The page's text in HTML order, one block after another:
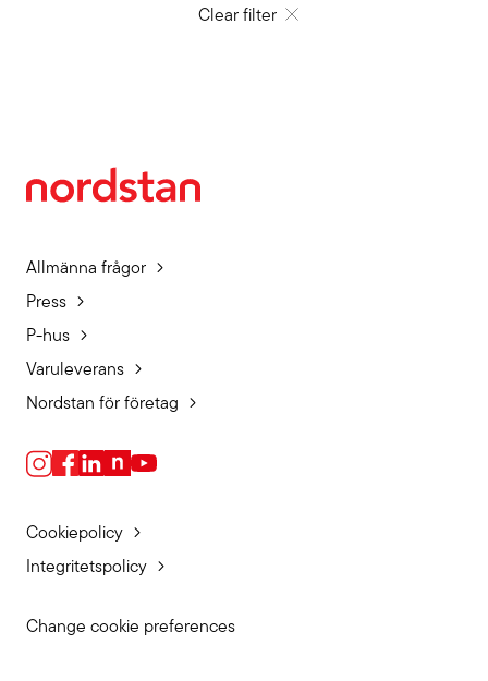
Clear filter
Allmänna frågor
Press
P-hus
Varuleverans
Nordstan för företag
Cookiepolicy
Integritetspolicy
Change cookie preferences